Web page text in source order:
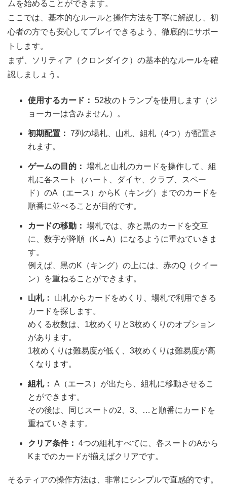
ムを始めることができます。
ここでは、基本的なルールと操作方法を丁寧に解説し、初
心者の方でも安心してプレイできるよう、徹底的にサポー
トします。
まず、ソリティア（クロンダイク）の基本的なルールを確
認しましょう。
使用するカード： 52枚のトランプを使用します（ジ
ョーカーは含みません）。
初期配置： 7列の場札、山札、組札（4つ）が配置さ
れます。
ゲームの目的： 場札と山札のカードを操作して、組
札に各スート（ハート、ダイヤ、クラブ、スペー
ド）のA（エース）からK（キング）までのカードを
順番に並べることが目的です。
カードの移動： 場札では、赤と黒のカードを交互
に、数字が降順（K→A）になるように重ねていきま
す。
例えば、黒のK（キング）の上には、赤のQ（クイー
ン）を重ねることができます。
山札：
山札からカードをめくり、場札で利用できる
カードを探します。
めくる枚数は、1枚めくりと3枚めくりのオプション
があります。
1枚めくりは難易度が低く、3枚めくりは難易度が高
くなります。
組札： A（エース）が出たら、組札に移動させるこ
とができます。
その後は、同じスートの2、3、…と順番にカードを
重ねていきます。
クリア条件： 4つの組札すべてに、各スートのAから
Kまでのカードが揃えばクリアです。
そるティアの操作方法は、非常にシンプルで直感的です。